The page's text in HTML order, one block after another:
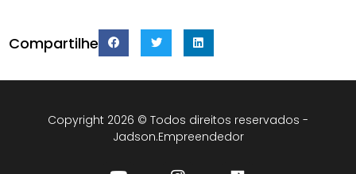
Compartilhe
Copyright 2026 © Todos direitos reservados -
Jadson.Empreendedor